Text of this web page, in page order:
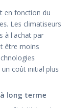
en fonction du
Les climatiseurs
à l'achat par
être moins
coût initial plus
long terme